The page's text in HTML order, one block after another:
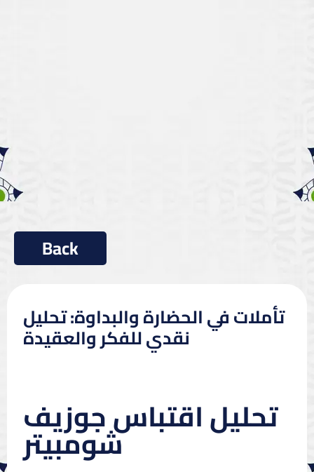
تأملات في الحضارة والبداوة: تحليل
نقدي للفكر والعقيدة
تحليل اقتباس جوزيف
شومبيتر